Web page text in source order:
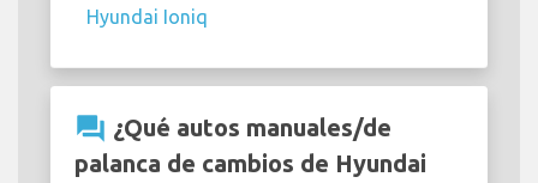
Hyundai Ioniq
question_answer ¿Qué autos manuales/de
palanca de cambios de Hyundai